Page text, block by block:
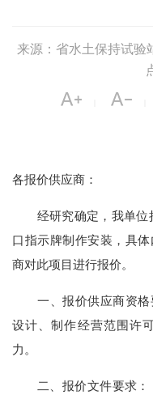
来源：省水土保持试验
各报价供应商：
经研究确定，我单位
口指示牌制作安装，具
商对此项目进行报价。
一、报价供应商资格
设计、制作经营范围许
力。
二、报价文件要求：